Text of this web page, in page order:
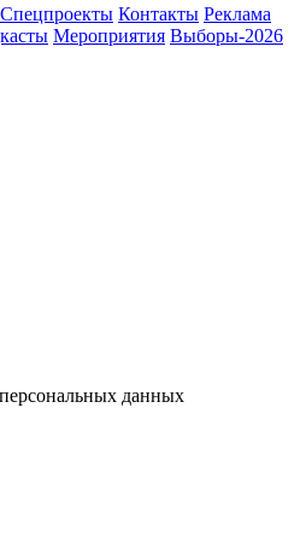
Спецпроекты Контакты Реклама
Мероприятия Выборы-2026
данных